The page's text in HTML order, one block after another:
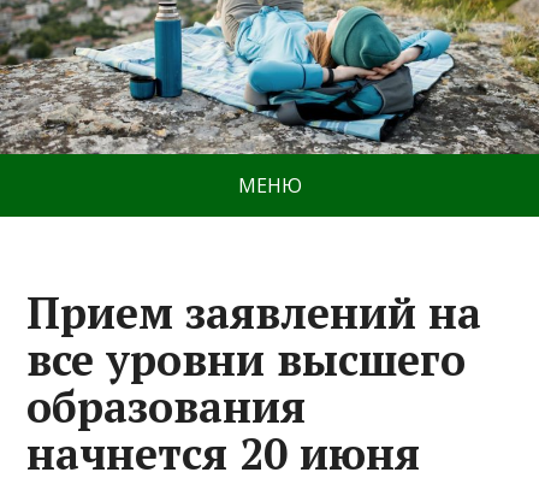
МЕНЮ
Прием заявлений на
все уровни высшего
образования
начнется 20 июня